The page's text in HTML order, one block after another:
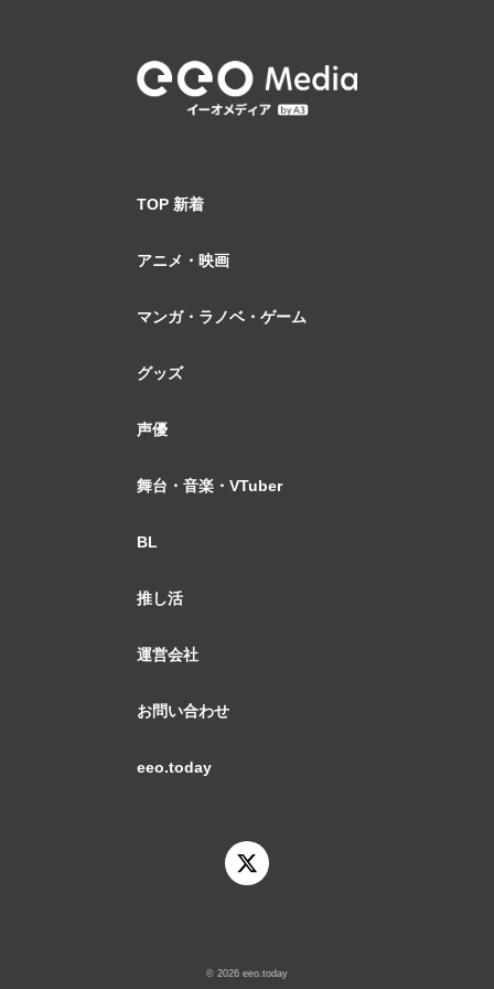
TOP 新着
アニメ・映画
マンガ・ラノベ・ゲーム
グッズ
声優
舞台・音楽・VTuber
BL
推し活
運営会社
お問い合わせ
eeo.today
© 2026 eeo.today